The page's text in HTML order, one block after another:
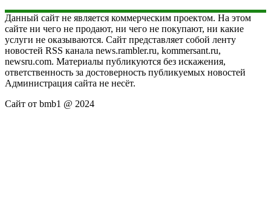
Данный сайт не является коммерческим проектом. На этом
сайте ни чего не продают, ни чего не покупают, ни какие
услуги не оказываются. Сайт представляет собой ленту
новостей RSS канала news.rambler.ru, kommersant.ru,
newsru.com. Материалы публикуются без искажения,
ответственность за достоверность публикуемых новостей
Администрация сайта не несёт.
Сайт от bmb1 @ 2024